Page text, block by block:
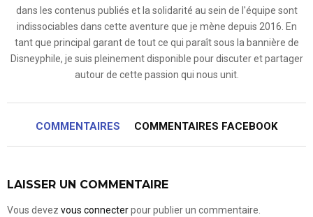
dans les contenus publiés et la solidarité au sein de l'équipe sont
indissociables dans cette aventure que je mène depuis 2016. En
tant que principal garant de tout ce qui paraît sous la bannière de
Disneyphile, je suis pleinement disponible pour discuter et partager
autour de cette passion qui nous unit.
COMMENTAIRES COMMENTAIRES FACEBOOK
LAISSER UN COMMENTAIRE
Vous devez vous connecterpour publier un commentaire.